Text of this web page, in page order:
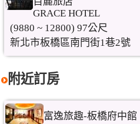
GRACE HOTEL
(9880 ~ 12800) 97公尺
新北市板橋區南門街1巷2號
附近訂房
富逸旅趣-板橋府中館